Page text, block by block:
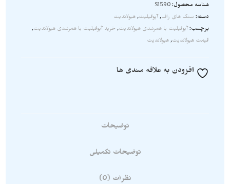
شناسه محصول:S1590
دسته: سنگ های راف, آپوفیلیت,هیولاندیت
برچسب: آپوفیلیت با همرشدی هیولاندیت, خرید آپوفیلیت با همرشدی هیولاندیت,
قیمت هیولاندیت,هیولاندیت
افزودن به علاقه مندی ها
توضیحات
توضیحات تکمیلی
نظرات (0)